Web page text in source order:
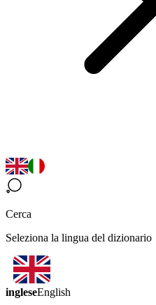
Cerca
Seleziona la lingua del dizionario
ingleseEnglish